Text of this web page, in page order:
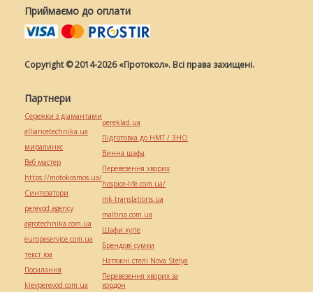
Приймаємо до оплати
Copyright © 2014-2026 «Протокол». Всі права захищені.
Партнери
Сережки з діамантами
alliancetechnika.ua
миралинкс
Веб мастер
https://motokosmos.ua/
Синтезатори
perevod.agency
agrotechnika.com.ua
europeservice.com.ua
текст юа
Посилання
kievperevod.com.ua
pereklad.ua
Підготовка до НМТ / ЗНО
Винна шафа
Перевезення хворих
hospice-life.com.ua/
mk-translations.ua
maltina.com.ua
Шафи купе
Брендові сумки
Натяжні стелі Nova Stelya
Перевезення хворих за
кордон